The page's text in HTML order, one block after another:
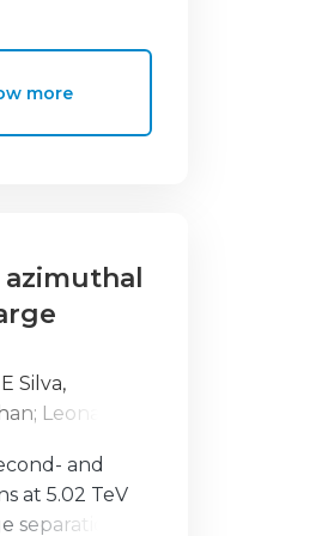
in air shower
more
Silva,
; Leonardo,
and
at 5.02 TeV
separation